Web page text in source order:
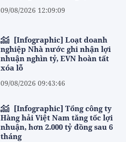
09/08/2026 12:09:09
nghiệp Nhà nước ghi nhận lợi
nhuận nghìn tỷ, EVN hoàn tất
xóa lỗ
09/08/2026 09:43:46
Hàng hải Việt Nam tăng tốc lợi
nhuận, hơn 2.000 tỷ đồng sau 6
tháng